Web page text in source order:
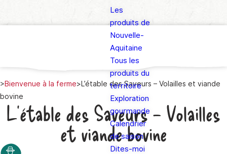
Les
produits de
Nouvelle-
Aquitaine
Tous les
produits du
territoire
Exploration
gourmande
Calendrier
de saison
Dites-moi
>Bienvenue à la ferme>L’étable des Saveurs – Volailles et viande
bovine
L’étable des Saveurs – Volailles
et viande bovine